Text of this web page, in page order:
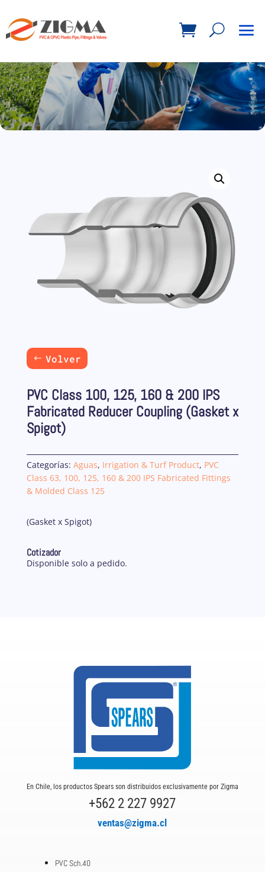
Volver
PVC Class 100, 125, 160 & 200 IPS
Fabricated Reducer Coupling (Gasket x
Spigot)
Categorías: Aguas, Irrigation & Turf Product, PVC
Class 63, 100, 125, 160 & 200 IPS Fabricated Fittings
& Molded Class 125
(Gasket x Spigot)
Cotizador
Disponible solo a pedido.
En Chile, los productos Spears son distribuidos exclusivamente por Zigma
+562 2 227 9927
ventas@zigma.cl
PVC Sch.40